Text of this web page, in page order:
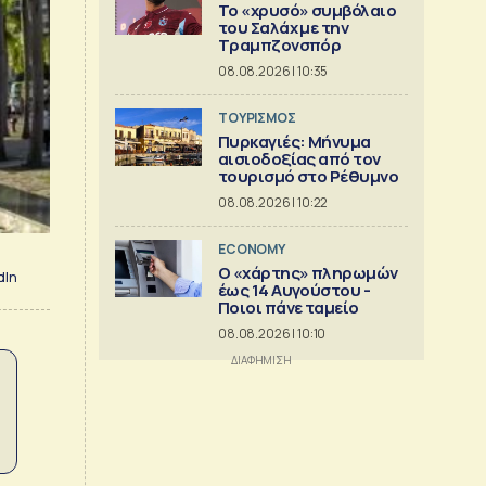
Το «χρυσό» συμβόλαιο
του Σαλάχ με την
Τραμπζονσπόρ
08.08.2026 | 10:35
ΤΟΥΡΙΣΜΟΣ
Πυρκαγιές: Μήνυμα
αισιοδοξίας από τον
τουρισμό στο Ρέθυμνο
08.08.2026 | 10:22
ECONOMY
Ο «χάρτης» πληρωμών
έως 14 Αυγούστου -
Ποιοι πάνε ταμείο
08.08.2026 | 10:10